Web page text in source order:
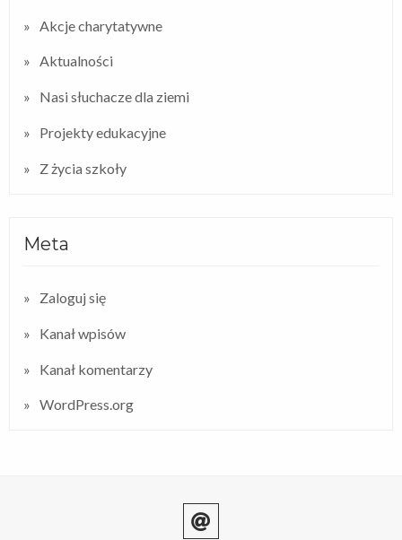
Akcje charytatywne
Aktualności
Nasi słuchacze dla ziemi
Projekty edukacyjne
Z życia szkoły
Meta
Zaloguj się
Kanał wpisów
Kanał komentarzy
WordPress.org